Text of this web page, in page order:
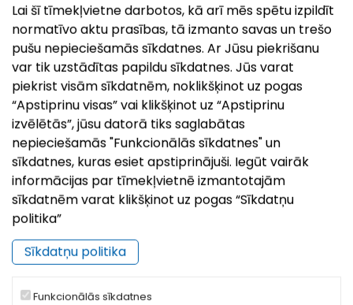
26956366
ludzasbaznica@gmail.com
http://ludzasbaznica.lv/
https://www.facebook.com/ludzasbaznica
Atrašanās vieta
Atvērt karti ar: Doties ar:
+
−
Lai šī tīmekļvietne darbotos, kā arī mēs spētu izpildīt
normatīvo aktu prasības, tā izmanto savas un trešo
pušu nepieciešamās sīkdatnes. Ar Jūsu piekrišanu
var tik uzstādītas papildu sīkdatnes. Jūs varat
piekrist visām sīkdatnēm, noklikšķinot uz pogas
“Apstiprinu visas” vai klikšķinot uz “Apstiprinu
izvēlētās”, jūsu datorā tiks saglabātas
nepieciešamās "Funkcionālās sīkdatnes" un
sīkdatnes, kuras esiet apstiprinājuši. Iegūt vairāk
informācijas par tīmekļvietnē izmantotajām
sīkdatnēm varat klikšķinot uz pogas “Sīkdatņu
politika”
Sīkdatņu politika
Funkcionālās sīkdatnes